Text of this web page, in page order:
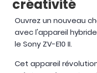
créativité
Ouvrez un nouveau
avec l'appareil
le Sony ZV-E10 II.
Cet appareil